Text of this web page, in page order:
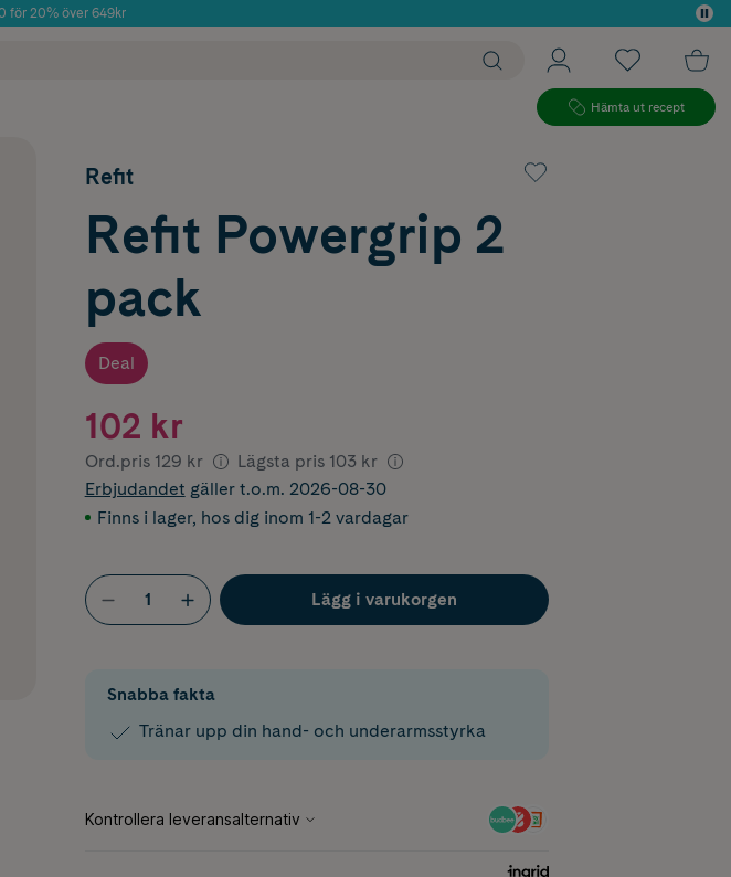
för 20% över 649kr
Hämta ut recept
Refit
Refit Powergrip 2
pack
Deal
102 kr
Ord.pris 129 kr Lägsta pris 103 kr
Erbjudandet gäller t.o.m. 2026-08-30
Finns i lager, hos dig inom 1-2 vardagar
Lägg i varukorgen
Snabba fakta
Tränar upp din hand- och underarmsstyrka